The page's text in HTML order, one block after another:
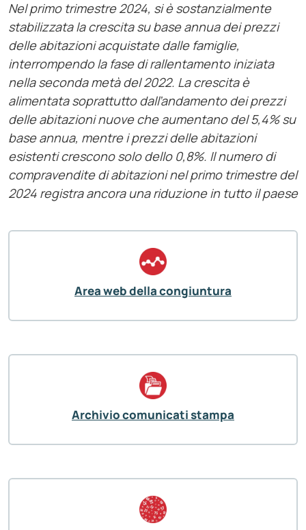
Nel primo trimestre 2024, si è sostanzialmente
stabilizzata la crescita su base annua dei prezzi
delle abitazioni acquistate dalle famiglie,
interrompendo la fase di rallentamento iniziata
nella seconda metà del 2022. La crescita è
alimentata soprattutto dall’andamento dei prezzi
delle abitazioni nuove che aumentano del 5,4% su
base annua, mentre i prezzi delle abitazioni
esistenti crescono solo dello 0,8%. Il numero di
compravendite di abitazioni nel primo trimestre del
2024 registra ancora una riduzione in tutto il paese
Area web della congiuntura
Archivio comunicati stampa